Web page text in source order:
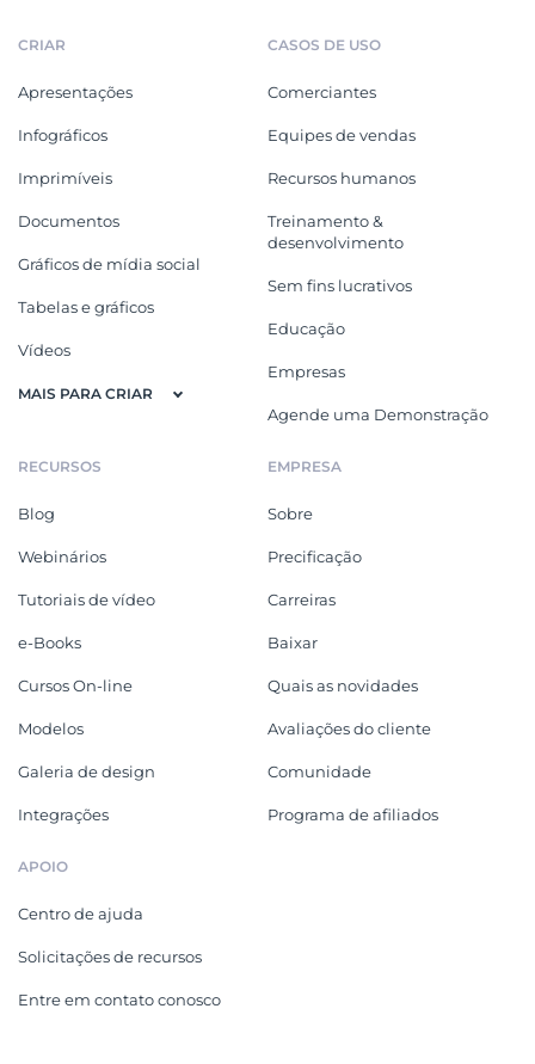
CRIAR
Apresentações
Infográficos
Imprimíveis
Documentos
Gráficos de mídia social
Tabelas e gráficos
Vídeos
MAIS PARA CRIAR
CASOS DE USO
Comerciantes
Equipes de vendas
Recursos humanos
Treinamento &
desenvolvimento
Sem fins lucrativos
Educação
Empresas
Agende uma Demonstração
RECURSOS
Blog
Webinários
Tutoriais de vídeo
e-Books
Cursos On-line
Modelos
Galeria de design
Integrações
EMPRESA
Sobre
Precificação
Carreiras
Baixar
Quais as novidades
Avaliações do cliente
Comunidade
Programa de afiliados
APOIO
Centro de ajuda
Solicitações de recursos
Entre em contato conosco